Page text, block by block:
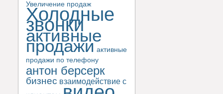
Увеличение продаж
Холодные
звонки
активные
продажи активные
продажи по телефону
антон берсерк
бизнес взаимодействие с